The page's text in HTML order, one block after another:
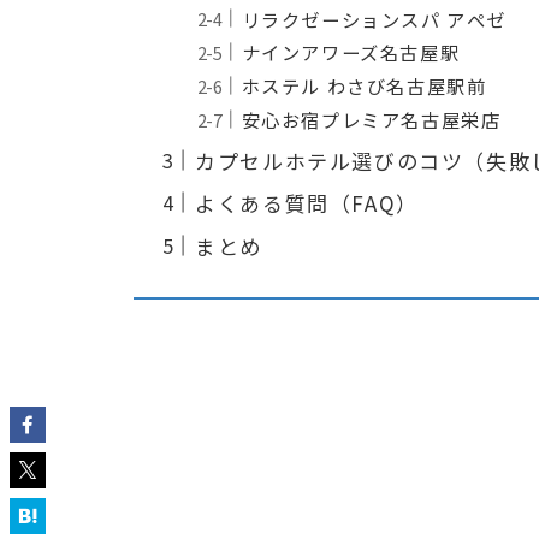
リラクゼーションスパ アペゼ
ナインアワーズ名古屋駅
ホステル わさび名古屋駅前
安心お宿プレミア名古屋栄店
カプセルホテル選びのコツ（失敗
よくある質問（FAQ）
まとめ